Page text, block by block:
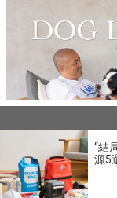
“結
源5